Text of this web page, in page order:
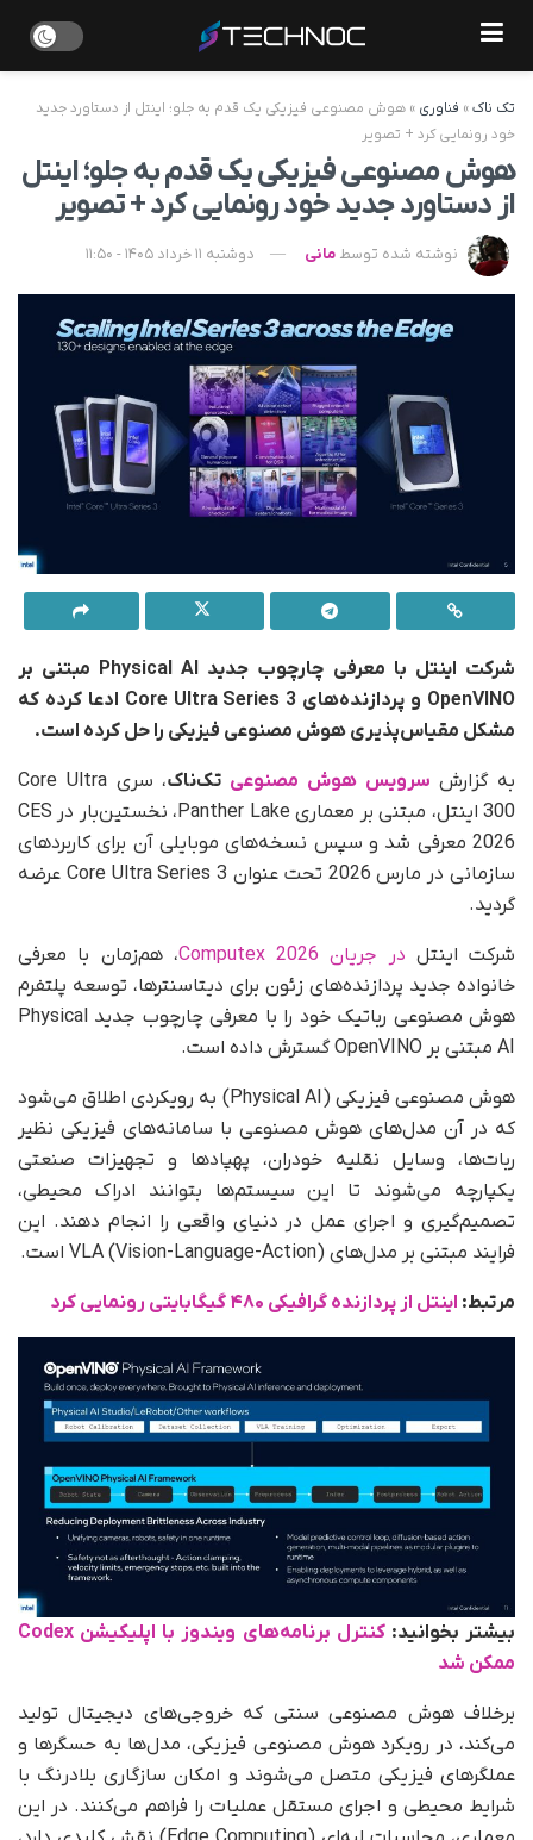
تک ناک» فناوری » هوش مصنوعی فیزیکی یک قدم به جلو؛ اینتل از دستاورد جدید
خود رونمایی کرد + تصویر
هوش مصنوعی فیزیکی یک قدم به جلو؛ اینتل
از دستاورد جدید خود رونمایی کرد + تصویر
نوشته شده توسط مانی دوشنبه 11 خرداد 1405 - 11:50
شرکت اینتل با معرفی چارچوب جدید Physical AI مبتنی بر
OpenVINO و پردازنده‌های Core Ultra Series 3 ادعا کرده که
مشکل مقیاس‌پذیری هوش مصنوعی فیزیکی را حل کرده است.
به‌ گزارش سرویس هوش مصنوعی تک‌ناک
، سری Core Ultra
300 اینتل، مبتنی بر معماری Panther Lake، نخستین‌بار در CES
2026 معرفی شد و سپس نسخه‌های موبایلی آن برای کاربردهای
سازمانی در مارس 2026 تحت عنوان Core Ultra Series 3 عرضه
گردید.
شرکت اینتل در جریان Computex 2026
، هم‌زمان با معرفی
خانواده جدید پردازنده‌های زئون برای دیتاسنترها، توسعه پلتفرم
هوش مصنوعی رباتیک خود را با معرفی چارچوب جدید Physical
AI مبتنی بر OpenVINO گسترش داده است.
هوش مصنوعی فیزیکی (Physical AI) به رویکردی اطلاق می‌شود
که در آن مدل‌های هوش مصنوعی با سامانه‌های فیزیکی نظیر
ربات‌ها، وسایل نقلیه خودران، پهپادها و تجهیزات صنعتی
یکپارچه می‌شوند تا این سیستم‌ها بتوانند ادراک محیطی،
تصمیم‌گیری و اجرای عمل در دنیای واقعی را انجام دهند. این
فرایند مبتنی بر مدل‌های VLA (Vision-Language-Action) است.
مرتبط: اینتل از پردازنده گرافیکی ۴۸۰ گیگابایتی رونمایی کرد
بیشتر بخوانید:
کنترل برنامه‌های ویندوز با اپلیکیشن Codex
ممکن شد
برخلاف هوش مصنوعی سنتی که خروجی‌های دیجیتال تولید
می‌کند، در رویکرد هوش مصنوعی فیزیکی، مدل‌ها به حسگرها و
عملگرهای فیزیکی متصل می‌شوند و امکان سازگاری بلادرنگ با
شرایط محیطی و اجرای مستقل عملیات را فراهم می‌کنند. در این